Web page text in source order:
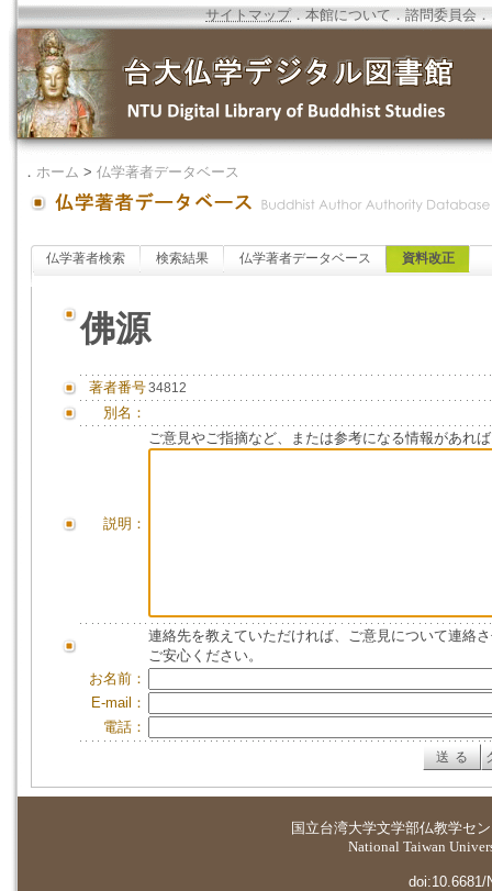
サイトマップ．本館について ．諮問委員会 ．
． ホーム > 仏学著者データベース
仏学著者検索 検索結果 仏学著者データベース 資料改正
佛源
著者番号34812
別名：
説明：
ご意見やご指摘など、または参考になる情報があれ
連絡先を教えていただければ、ご意見について連絡
ご安心ください。
お名前：
E-mail：
電話：
国立台湾大学文学部仏教学セ
National Taiwan
doi:10.6681/